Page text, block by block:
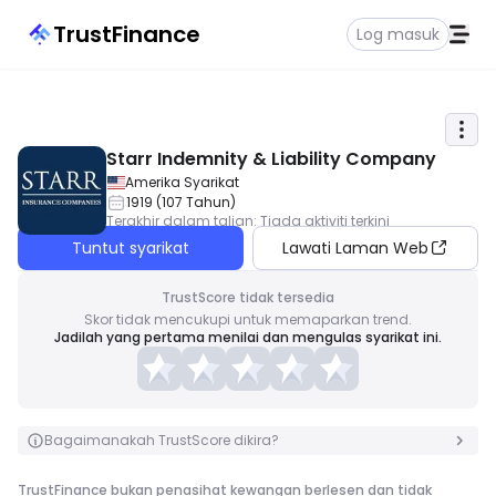
TrustFinance Log masuk
Starr Indemnity & Liability Company
Amerika Syarikat
1919 (107 Tahun)
Terakhir dalam talian: Tiada aktiviti terkini
Tuntut syarikat Lawati Laman Web
TrustScore tidak tersedia
Skor tidak mencukupi untuk memaparkan trend.
Jadilah yang pertama menilai dan mengulas syarikat ini.
Bagaimanakah TrustScore dikira?
TrustFinance bukan penasihat kewangan berlesen dan tidak